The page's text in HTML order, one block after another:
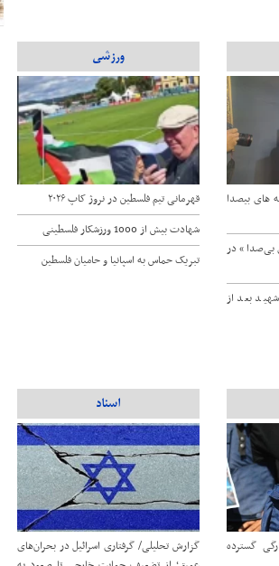
های بیصدا
بی‌صدا» در
بعد از
ورزشی
قهرمانی تیم فلسطین در نروژ کاپ ۲۰۲۶
شهادت بیش از 1000 ورزشکار فلسطینی
تبریک حماس به اسپانیا و حامیان فلسطین
گسترده
اسناد
گزارش تحلیلی/ گرفتاری اسرائیل در بحران‌های